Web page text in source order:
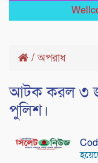
Wellcome
/অপরাধ
আটক করল ৩
পুলিশ।